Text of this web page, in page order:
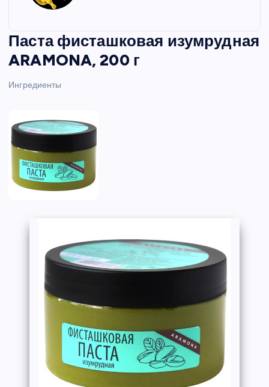
Паста фисташковая изумрудная
ARAMONA, 200 г
Ингредиенты